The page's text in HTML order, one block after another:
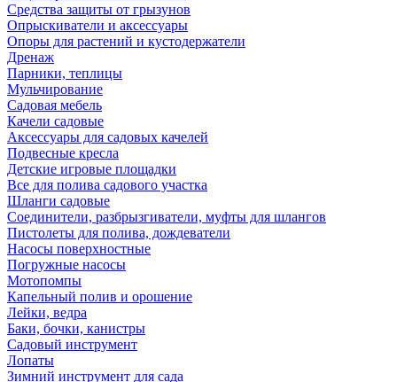
Средства защиты от грызунов
Опрыскиватели и аксессуары
Опоры для растений и кустодержатели
Дренаж
Парники, теплицы
Мульчирование
Садовая мебель
Качели садовые
Аксессуары для садовых качелей
Подвесные кресла
Детские игровые площадки
Все для полива садового участка
Шланги садовые
Соединители, разбрызгиватели, муфты для шлангов
Пистолеты для полива, дождеватели
Насосы поверхностные
Погружные насосы
Мотопомпы
Капельный полив и орошение
Лейки, ведра
Баки, бочки, канистры
Садовый инструмент
Лопаты
Зимний инструмент для сада